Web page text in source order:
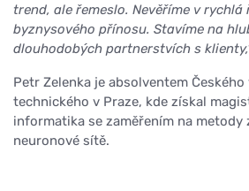
trend, ale řemeslo. Nevěříme v rychlá
byznysového přínosu. Stavíme na
dlouhodobých partnerstvích s
Petr Zelenka je absolventem
technického v Praze, kde získal
informatika se zaměřením na metody
neuronové sítě.